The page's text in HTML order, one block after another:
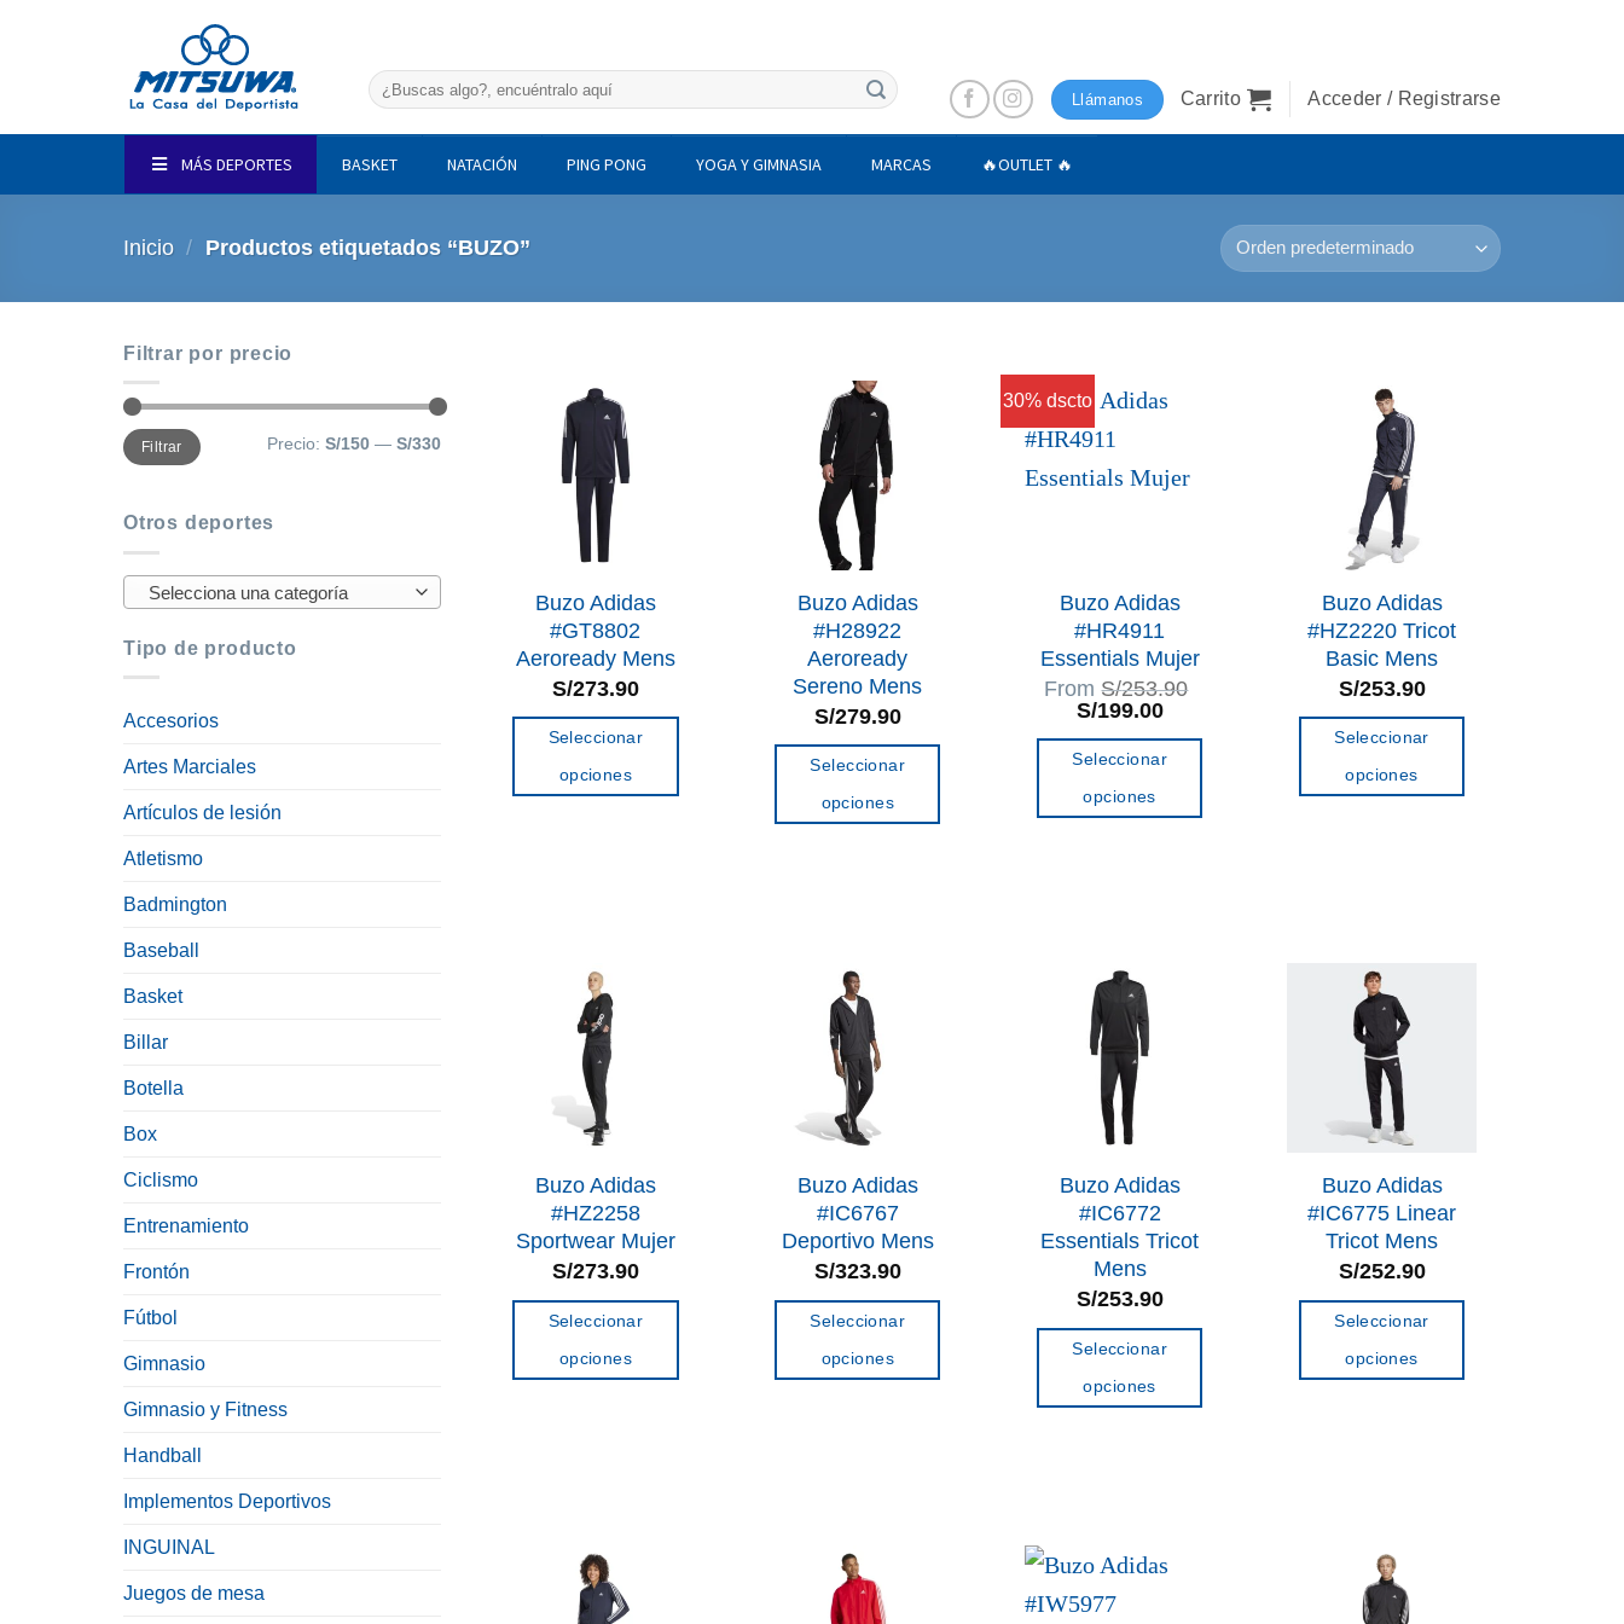
Buscar
por:
Llámanos Carrito Acceder / Registrarse
MÁS DEPORTES BASKET NATACIÓN PING PONG YOGA Y GIMNASIA MARCAS 🔥OUTLET 🔥
Inicio / Productos etiquetados “BUZO”
Filtrar por precio
Precio
mínimo
Precio
máximo
Filtrar Precio: S/150— S/330
Otros deportes
Selecciona una categoría
Tipo de producto
Accesorios
Artes Marciales
Artículos de lesión
Atletismo
Badmington
Baseball
Basket
Billar
Botella
Box
Ciclismo
Entrenamiento
Frontón
Fútbol
Gimnasio
Gimnasio y Fitness
Handball
Implementos Deportivos
INGUINAL
Juegos de mesa
Buzo Adidas
#GT8802
Aeroready Mens
S/273.90
Seleccionar
opciones
Las
opciones
se
pueden
elegir
en
la
página
de
producto
Buzo Adidas
#H28922
Aeroready
Sereno Mens
S/279.90
Seleccionar
opciones
variantes.
Las
opciones
se
pueden
elegir
en
la
página
de
producto
30% dscto
Buzo Adidas
#HR4911
Essentials Mujer
FromS/253.90
El
original
S/253.90.
S/199.00El
actual
Seleccionar
opciones
variantes.
Las
opciones
se
pueden
elegir
en
la
página
de
producto
Buzo Adidas
#HZ2220 Tricot
Basic Mens
S/253.90
Seleccionar
opciones
Las
opciones
se
pueden
elegir
en
la
página
de
producto
Buzo Adidas
#HZ2258
Sportwear Mujer
S/273.90
Seleccionar
opciones
Las
opciones
Buzo Adidas
#IC6767
Deportivo Mens
S/323.90
Seleccionar
opciones
Las
opciones
Buzo Adidas
#IC6772
Essentials Tricot
Mens
S/253.90
Seleccionar
opciones
variantes.
Buzo Adidas
#IC6775 Linear
Tricot Mens
S/252.90
Seleccionar
opciones
Las
opciones